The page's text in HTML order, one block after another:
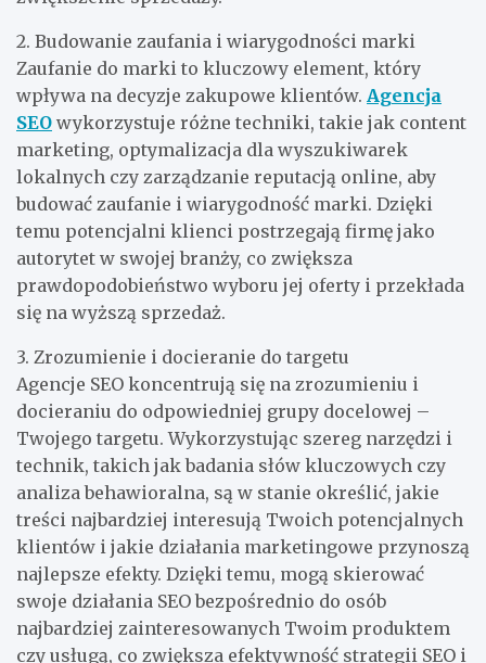
2. Budowanie zaufania i wiarygodności marki
Zaufanie do marki to kluczowy element, który
wpływa na decyzje zakupowe klientów. Agencja
SEO wykorzystuje różne techniki, takie jak content
marketing, optymalizacja dla wyszukiwarek
lokalnych czy zarządzanie reputacją online, aby
budować zaufanie i wiarygodność marki. Dzięki
temu potencjalni klienci postrzegają firmę jako
autorytet w swojej branży, co zwiększa
prawdopodobieństwo wyboru jej oferty i przekłada
się na wyższą sprzedaż.
3. Zrozumienie i docieranie do targetu
Agencje SEO koncentrują się na zrozumieniu i
docieraniu do odpowiedniej grupy docelowej –
Twojego targetu. Wykorzystując szereg narzędzi i
technik, takich jak badania słów kluczowych czy
analiza behawioralna, są w stanie określić, jakie
treści najbardziej interesują Twoich potencjalnych
klientów i jakie działania marketingowe przynoszą
najlepsze efekty. Dzięki temu, mogą skierować
swoje działania SEO bezpośrednio do osób
najbardziej zainteresowanych Twoim produktem
czy usługą, co zwiększa efektywność strategii SEO i